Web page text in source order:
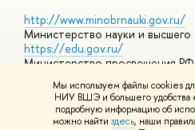
Мы используем файлы cookies
НИУ ВШЭ и большего удобства
подробную информацию об
можно найти здесь, наши
http://www.minobrnauki.gov.ru/
Министерство науки и высшего
https://edu.gov.ru/
Министерство просвещения РФ
https://elearning.hse.ru/mooc
Массовые открытые онлайн-